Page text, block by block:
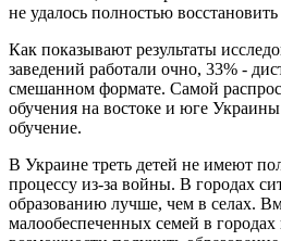
не удалось полностью
Как показывают результаты
заведений работали очно, 33% -
смешанном формате. Самой
обучения на востоке и юге
обучение.
В Украине треть детей не имеют
процессу из-за войны. В городах
образованию лучше, чем в селах.
малообеспеченных семей в